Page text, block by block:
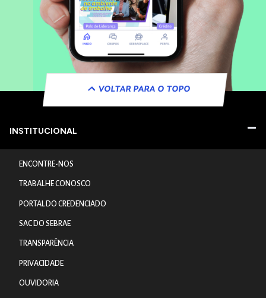
VOLTAR PARA O TOPO
INSTITUCIONAL
ENCONTRE-NOS
TRABALHE CONOSCO
PORTAL DO CREDENCIADO
SAC DO SEBRAE
TRANSPARÊNCIA
PRIVACIDADE
OUVIDORIA